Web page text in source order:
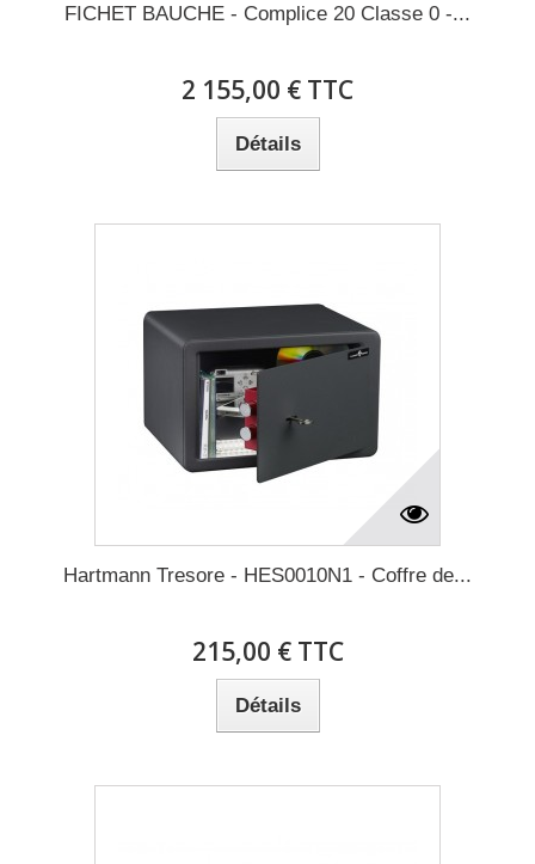
FICHET BAUCHE - Complice 20 Classe 0 -...
2 155,00 € TTC
Détails
Hartmann Tresore - HES0010N1 - Coffre de...
215,00 € TTC
Détails